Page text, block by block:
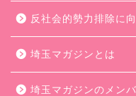
反社会的勢力排除に
埼玉マガジンとは
埼玉マガジンのメン